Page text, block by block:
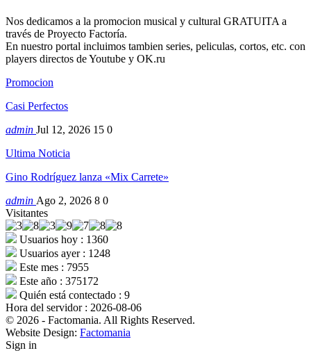
Nos dedicamos a la promocion musical y cultural GRATUITA a
través de Proyecto Factoría.
En nuestro portal incluimos tambien series, peliculas, cortos, etc. con
players directos de Youtube y OK.ru
Promocion
Casi Perfectos
admin Jul 12, 2026 15 0
Ultima Noticia
Gino Rodríguez lanza «Mix Carrete»
admin Ago 2, 2026 8 0
Visitantes
Usuarios hoy : 1360
Usuarios ayer : 1248
Este mes : 7955
Este año : 375172
Quién está contectado : 9
Hora del servidor : 2026-08-06
© 2026 - Factomania. All Rights Reserved.
Website Design: Factomania
Sign in